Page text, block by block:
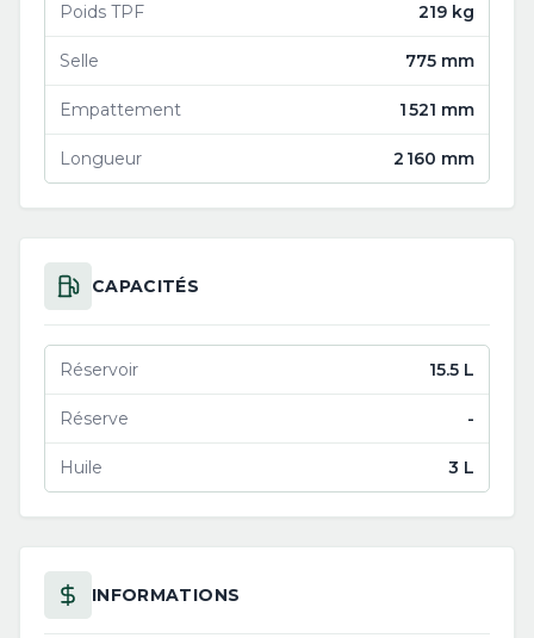
Poids TPF 219 kg
Selle 775 mm
Empattement 1 521 mm
Longueur 2 160 mm
CAPACITÉS
Réservoir 15.5 L
Réserve -
Huile 3 L
INFORMATIONS